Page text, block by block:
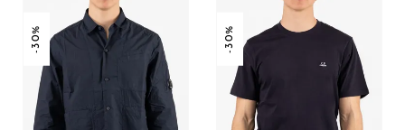
-30% -30%